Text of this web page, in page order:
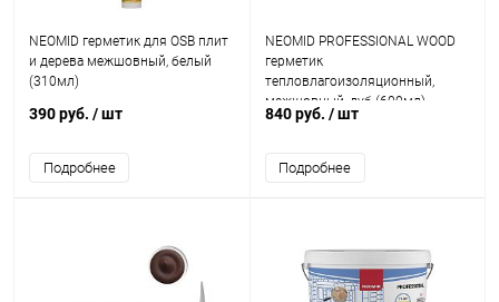
NEOMID герметик для OSB плит
и дерева межшовный, белый
(310мл)
390 руб. / шт
Подробнее
NEOMID PROFESSIONAL WOOD
герметик
тепловлагоизоляционный,
межшовный, дуб (600мл)
840 руб. / шт
Подробнее